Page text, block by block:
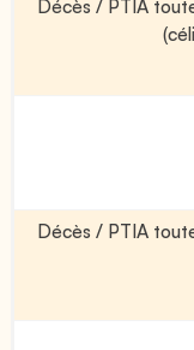
Décès / PTIA
Décès / PTIA